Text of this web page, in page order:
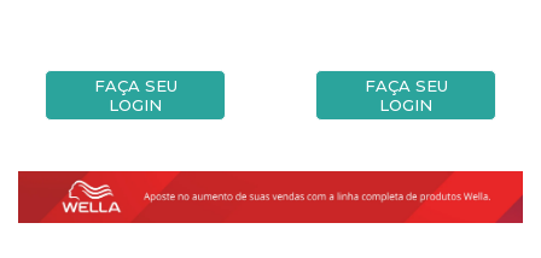
FAÇA SEU
LOGIN
FAÇA SEU
LOGIN